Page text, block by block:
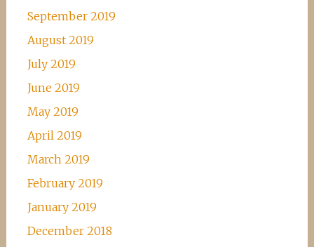
September 2019
August 2019
July 2019
June 2019
May 2019
April 2019
March 2019
February 2019
January 2019
December 2018